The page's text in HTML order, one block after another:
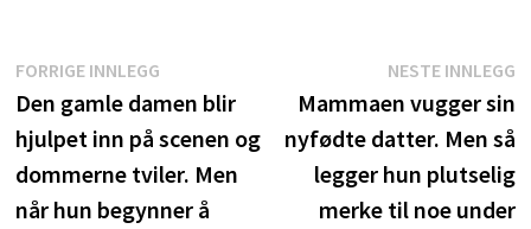
Innleggsnavigasjon
FORRIGE INNLEGGForrige
innlegg:
Den gamle damen blir
hjulpet inn på scenen og
dommerne tviler. Men
når hun begynner å
NESTE INNLEGG
Mammaen vugger sin
nyfødte datter. Men så
legger hun plutselig
merke til noe under